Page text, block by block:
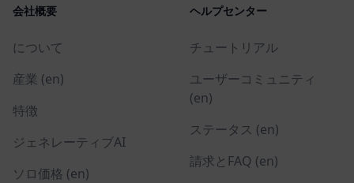
会社概要
について
産業 (en)
特徴
ジェネレーティブAI
ソロ価格 (en)
ヘルプセンター
チュートリアル
ユーザーコミュニティ
(en)
ステータス (en)
請求とFAQ (en)